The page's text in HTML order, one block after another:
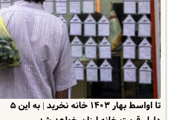
تا اواسط بهار ۱۴۰۳ خانه نخرید | به این ۵